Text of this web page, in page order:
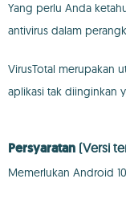
Yang perlu Anda
antivirus dalam
VirusTotal merupakan
aplikasi tak diinginkan
Persyaratan (Versi
Memerlukan Android